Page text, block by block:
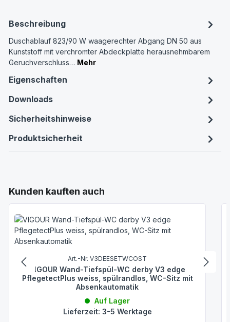
Beschreibung
Duschablauf 823/90 W waagerechter Abgang DN 50 aus
Kunststoff mit verchromter Abdeckplatte herausnehmbarem
Geruchverschluss… Mehr
Eigenschaften
Downloads
Sicherheitshinweise
Produktsicherheit
Produktgalerie überspringen
Kunden kauften auch
Art.-Nr. V3DEESETWCOST
VIGOUR Wand-Tiefspül-WC derby V3 edge
PflegetectPlus weiss, spülrandlos, WC-Sitz mit
Absenkautomatik
Auf Lager
Lieferzeit: 3-5 Werktage